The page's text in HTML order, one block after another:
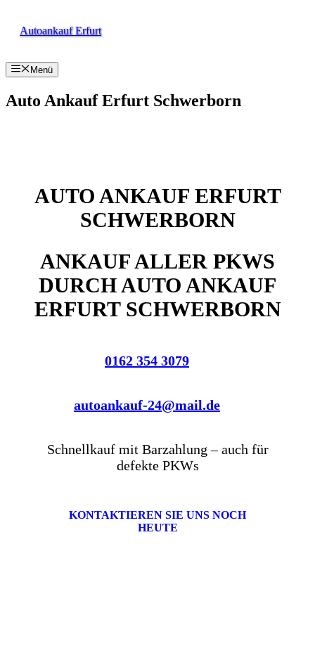
InhaltAutoankauf Erfurt
Menü
Auto Ankauf Erfurt Schwerborn
AUTO ANKAUF ERFURT
SCHWERBORN
ANKAUF ALLER PKWS
DURCH AUTO ANKAUF
ERFURT SCHWERBORN
0162 354 3079
autoankauf-24@mail.de
Schnellkauf mit Barzahlung – auch für
defekte PKWs
KONTAKTIEREN SIE UNS NOCH
HEUTE